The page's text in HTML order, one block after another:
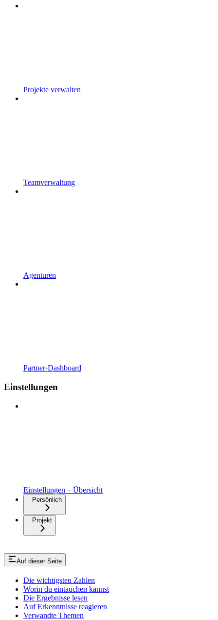
Projekte verwalten
Teamverwaltung
Agenturen
Partner-Dashboard
Einstellungen
Einstellungen – Übersicht
Persönlich
Projekt
Auf dieser Seite
Die wichtigsten Zahlen
Worin du eintauchen kannst
Die Ergebnisse lesen
Auf Erkenntnisse reagieren
Verwandte Themen